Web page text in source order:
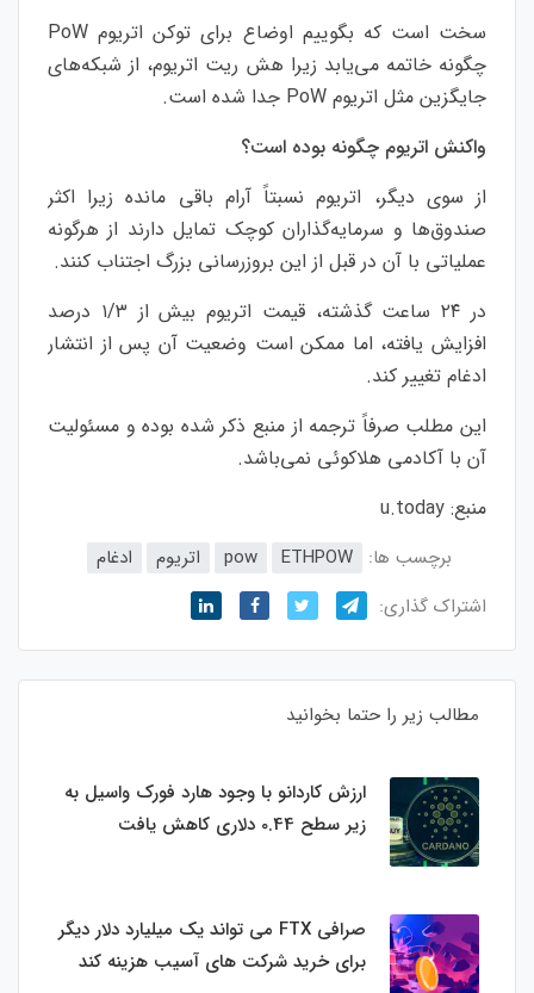
سخت است که بگوییم اوضاع برای توکن اتریوم PoW
چگونه خاتمه می‌یابد زیرا هش ریت اتریوم، از شبکه‌های
جایگزین مثل اتریوم PoW جدا شده است.
واکنش اتریوم چگونه بوده است؟
از سوی دیگر، اتریوم نسبتاً آرام باقی مانده زیرا اکثر
صندوق‌ها و سرمایه‌گذاران کوچک تمایل دارند از هرگونه
عملیاتی با آن در قبل از این بروزرسانی بزرگ اجتناب کنند.
در ۲۴ ساعت گذشته، قیمت اتریوم بیش از ۱/۳ درصد
افزایش یافته، اما ممکن است وضعیت آن پس از انتشار
ادغام تغییر کند.
این مطلب صرفاً ترجمه از منبع ذکر شده بوده و مسئولیت
آن با آکادمی هلاکوئی نمی‌باشد.
منبع: u.today
برچسب ها: ETHPOW
pow اتریوم
ادغام
اشتراک گذاری:
مطالب زیر را حتما بخوانید
ارزش کاردانو با وجود هارد فورک واسیل به
زیر سطح 0.44 دلاری کاهش یافت
صرافی FTX می تواند یک میلیارد دلار دیگر
برای خرید شرکت های آسیب هزینه کند